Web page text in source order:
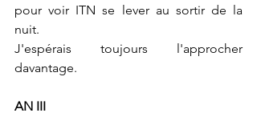
pour voir ITN se lever au sortir de la
nuit.
J'espérais toujours l'approcher
davantage.
AN III